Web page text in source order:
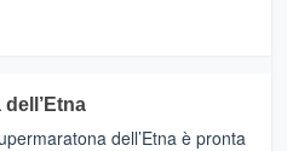
dell’Etna è pronta